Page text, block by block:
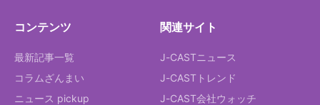
コンテンツ
最新記事一覧
コラムざんまい
ニュース pickup
関連サイト
J-CASTニュース
J-CASTトレンド
J-CAST会社ウォッチ